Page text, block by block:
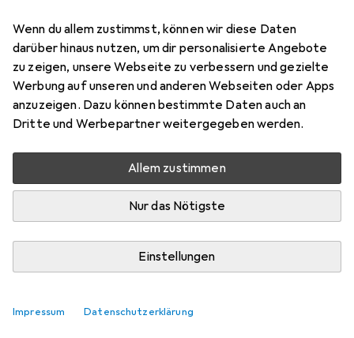
Wenn du allem zustimmst, können wir diese Daten
darüber hinaus nutzen, um dir personalisierte Angebote
zu zeigen, unsere Webseite zu verbessern und gezielte
Werbung auf unseren und anderen Webseiten oder Apps
anzuzeigen. Dazu können bestimmte Daten auch an
Dritte und Werbepartner weitergegeben werden.
Allem zustimmen
Nur das Nötigste
Einstellungen
Impressum Datenschutzerklärung
25
Bewertungen Marke
Mehr von realme
Testberichte
Sehr gut bei 1 Test
Aktuell nicht lieferbar
Benachrichtigen, wenn lieferbar
Vergleichen Merken